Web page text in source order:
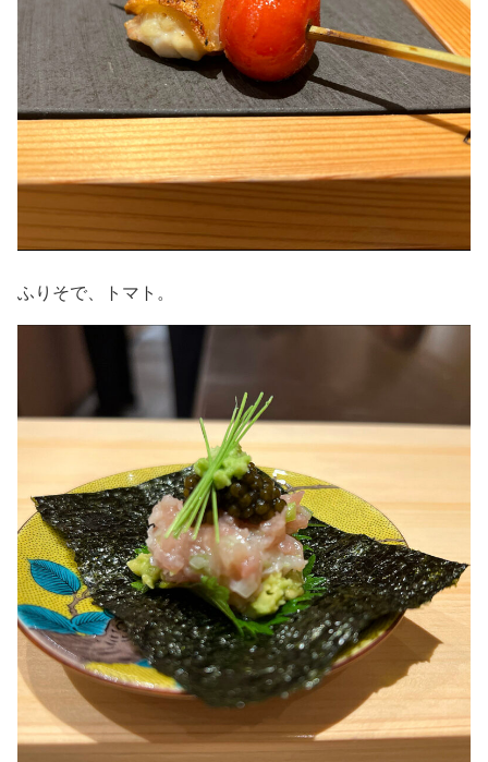
ふりそで、トマト。